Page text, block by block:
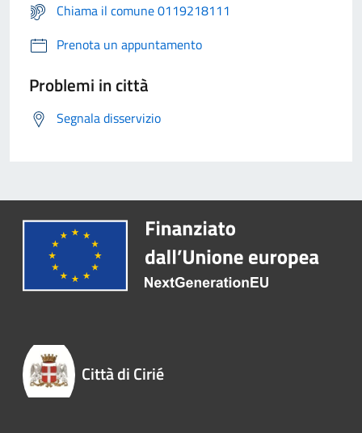
Chiama il comune 0119218111
Prenota un appuntamento
Problemi in città
Segnala disservizio
Città di Cirié